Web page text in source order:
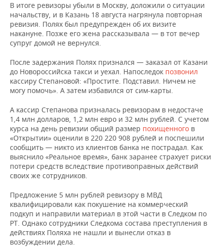
В итоге ревизоры убыли в Москву, доложили о ситуации
начальству, и в Казань 18 августа нагрянула повторная
ревизия. Полях был предупрежден об их визите
накануне. Позже его жена рассказывала — в тот вечер
супруг домой не вернулся.
После задержания Полях признался — заказал от Казани
до Новороссийска такси и уехал. Напоследок позвонил
кассиру Степановой: «Простите. Подставил. Ничем не
могу помочь». А затем избавился от сим-карты.
А кассир Степанова призналась ревизорам в недостаче
1,4 млн долларов, 1,2 млн евро и 32 млн рублей. С учетом
курса на день ревизии общий размер похищенного в
«Открытии» оценили в 220 220 908 рублей и поспешили
сообщить — никто из клиентов банка не пострадал. Как
выяснило «Реальное время», банк заранее страхует риски
потери средств вследствие противоправных действий
своих же сотрудников.
Предложение 5 млн рублей ревизору в МВД
квалифицировали как покушение на коммерческий
подкуп и направили материал в этой части в Следком по
РТ. Однако сотрудники Следкома состава преступления в
действиях Поляха не нашли и вынесли отказ в
возбуждении дела.